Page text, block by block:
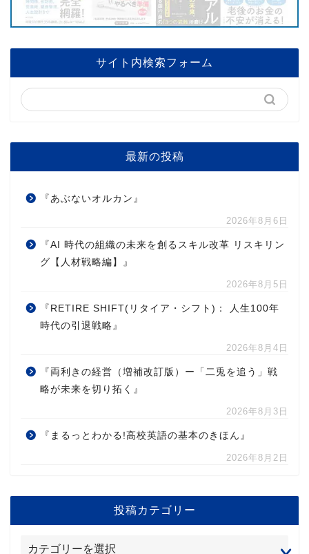
サイト内検索フォーム
最新の投稿
『あぶないオルカン』
2026年8月6日
『AI 時代の組織の未来を創るスキル改革 リスキリン
グ【人材戦略編】』
2026年8月5日
『RETIRE SHIFT(リタイア・シフト)： 人生100年
時代の引退戦略』
2026年8月4日
『両利きの経営（増補改訂版）ー「二兎を追う」戦
略が未来を切り拓く』
2026年8月3日
『まるっとわかる!高校英語の基本のきほん』
2026年8月2日
投稿カテゴリー